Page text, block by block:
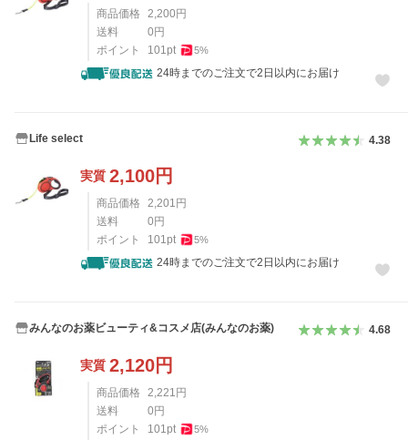
商品価格 2,200 円
送料
0 円
ポイント
101pt 5%
24時までのご注文で2日以内にお届け
Life select 4.38
実質 2,100円
商品価格 2,201 円
送料
0 円
ポイント
101pt 5%
24時までのご注文で2日以内にお届け
みんなのお薬ビューティ&コスメ店(みんなのお薬) 4.68
実質 2,120円
商品価格 2,221 円
送料
0 円
ポイント
101pt 5%